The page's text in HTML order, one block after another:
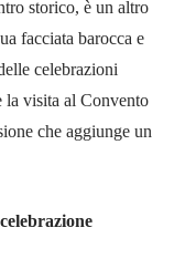
storico, è un altro
facciata barocca e
celebrazioni
la visita al Convento
che aggiunge un